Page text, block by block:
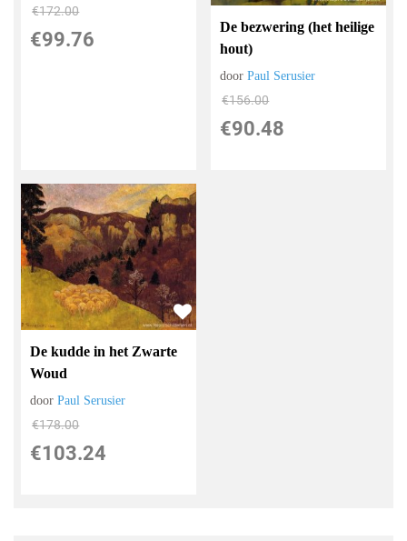
€172.00
€99.76
De bezwering (het heilige
hout)
doorPaul Serusier
€156.00
€90.48
De kudde in het Zwarte
Woud
doorPaul Serusier
€178.00
€103.24